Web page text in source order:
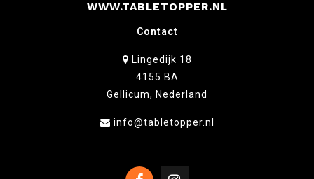
WWW.TABLETOPPER.NL
Contact
Lingedijk 18
4155 BA
Gellicum, Nederland
info@tabletopper.nl